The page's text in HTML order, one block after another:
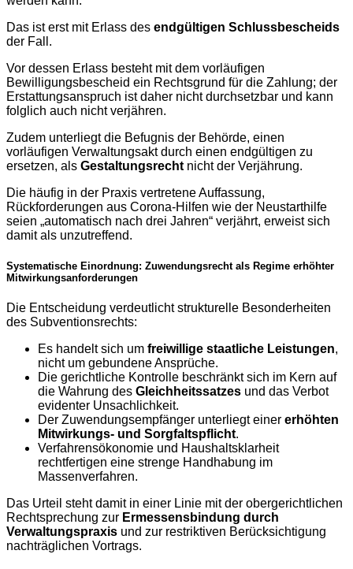
Das ist erst mit Erlass des endgültigen Schlussbescheids
der Fall.
Vor dessen Erlass besteht mit dem vorläufigen
Bewilligungsbescheid ein Rechtsgrund für die Zahlung; der
Erstattungsanspruch ist daher nicht durchsetzbar und kann
folglich auch nicht verjähren.
Zudem unterliegt die Befugnis der Behörde, einen
vorläufigen Verwaltungsakt durch einen endgültigen zu
ersetzen, als Gestaltungsrecht nicht der Verjährung.
Die häufig in der Praxis vertretene Auffassung,
Rückforderungen aus Corona-Hilfen wie der Neustarthilfe
seien „automatisch nach drei Jahren“ verjährt, erweist sich
damit als unzutreffend.
Systematische Einordnung: Zuwendungsrecht als Regime erhöhter
Mitwirkungsanforderungen
Die Entscheidung verdeutlicht strukturelle Besonderheiten
des Subventionsrechts:
Es handelt sich um freiwillige staatliche Leistungen,
nicht um gebundene Ansprüche.
Die gerichtliche Kontrolle beschränkt sich im Kern auf
die Wahrung des Gleichheitssatzes und das Verbot
evidenter Unsachlichkeit.
Der Zuwendungsempfänger unterliegt einer erhöhten
Mitwirkungs- und Sorgfaltspflicht.
Verfahrensökonomie und Haushaltsklarheit
rechtfertigen eine strenge Handhabung im
Massenverfahren.
Das Urteil steht damit in einer Linie mit der obergerichtlichen
Rechtsprechung zur Ermessensbindung durch
Verwaltungspraxis und zur restriktiven Berücksichtigung
nachträglichen Vortrags.